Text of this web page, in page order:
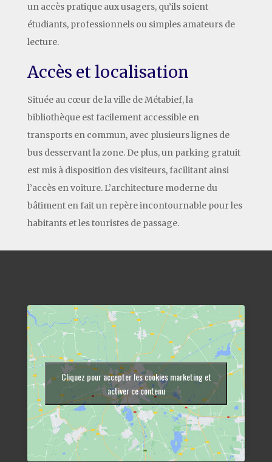
un accès pratique aux usagers, qu’ils soient
étudiants, professionnels ou simples amateurs de
lecture.
Accès et localisation
Située au cœur de la ville de Métabief, la
bibliothèque est facilement accessible en
transports en commun, avec plusieurs lignes de
bus desservant la zone. De plus, un parking gratuit
est mis à disposition des visiteurs, facilitant ainsi
l’accès en voiture. L’architecture moderne du
bâtiment en fait un repère incontournable pour les
habitants et les touristes de passage.
Cliquez pour accepter les cookies marketing et
activer ce contenu